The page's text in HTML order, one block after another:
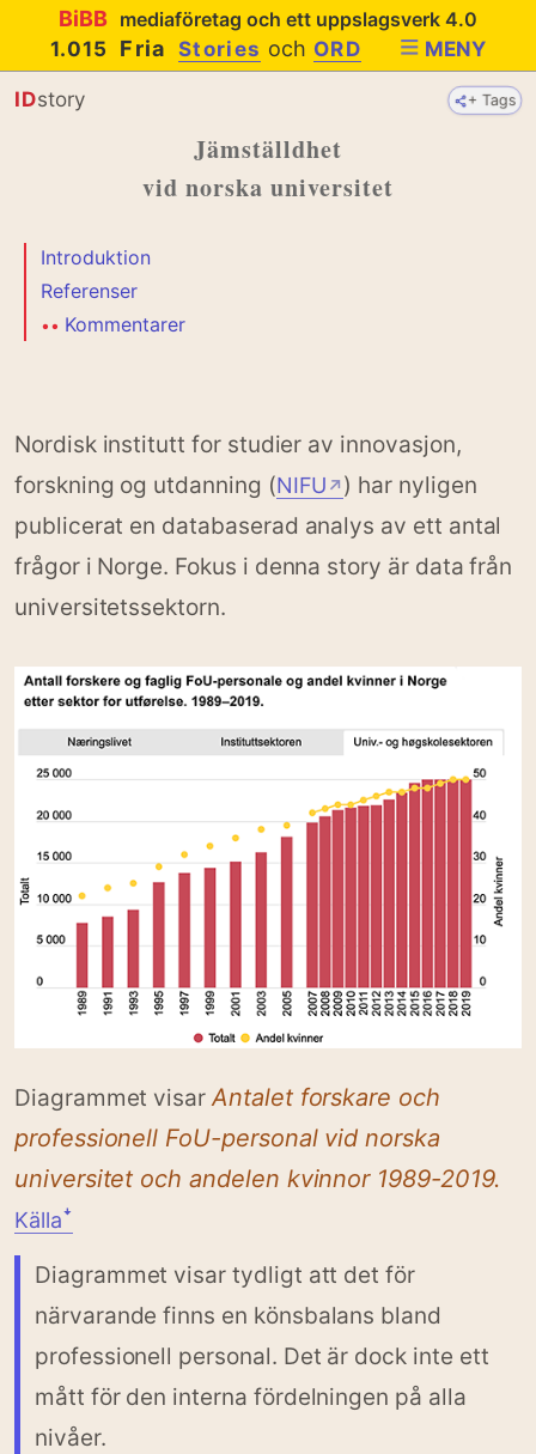
BiBB mediaföretag och ett uppslagsverk 4.0
1.015
FriaStories och ORD MENY
+ Tags
IDstory
Jämställdhet
vid norska universitet
Introduktion
Referenser
•• Kommentarer
Nordisk institutt for studier av innovasjon,
forskning og utdanning (NIFU ↗ ) har nyligen
publicerat en databaserad analys av ett antal
frågor i Norge. Fokus i denna story är data från
universitetssektorn.
Diagrammet visarAntalet forskare och
professionell FoU-personal vid norska
universitet och andelen kvinnor 1989-2019.
Källaꜜ
Diagrammet visar tydligt att det för
närvarande finns en könsbalans bland
professionell personal. Det är dock inte ett
mått för den interna fördelningen på alla
nivåer.